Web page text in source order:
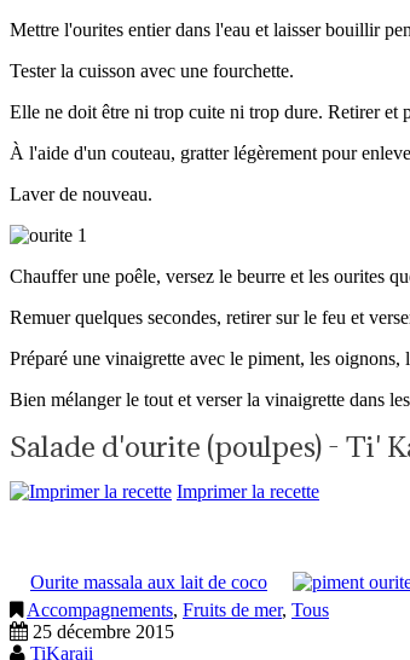
Mettre l'ourites entier dans l'eau et laisser bouillir
Tester la cuisson avec une fourchette.
Elle ne doit être ni trop cuite ni trop dure. Retirer et
À l'aide d'un couteau, gratter légèrement pour
Laver de nouveau.
Chauffer une poêle, versez le beurre et les ourites
Remuer quelques secondes, retirer sur le feu et
Préparé une vinaigrette avec le piment, les
Bien mélanger le tout et verser la vinaigrette dans
Salade d'ourite (poulpes) - Ti'
Imprimer la recette
Ourite massala aux lait de coco
Accompagnements, Fruits de mer, Tous
25 décembre 2015
TiKaraii